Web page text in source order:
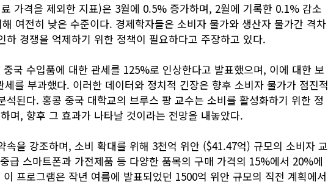
가격을 제외한 지표)은 3월에 0.5% 증가하며, 2월에 기록한 0.1% 감소
여전히 낮은 수준이다. 경제학자들은 소비자 물가와 생산자 물가간 격차
하 경쟁을 억제하기 위한 정책이 필요하다고 주장하고 있다.
국 수입품에 대한 관세를 125%로 인상한다고 발표했으며, 이에 대한 보
를 부과했다. 이러한 데이터와 정치적 긴장은 향후 소비자 물가가 점진적
석된다. 홍콩 중국 대학교의 브루스 팡 교수는 소비를 활성화하기 위한 정
며, 향후 그 효과가 나타날 것이라는 전망을 내놓았다.
속을 강조하며, 소비 확대를 위해 3천억 위안 ($41.47억) 규모의 소비자 교
급 스마트폰과 가전제품 등 다양한 품목의 구매 가격의 15%에서 20%에
프로그램은 작년 여름에 발표되었던 1500억 위안 규모의 직전 계획에서